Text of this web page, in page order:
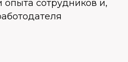
сотрудников и,